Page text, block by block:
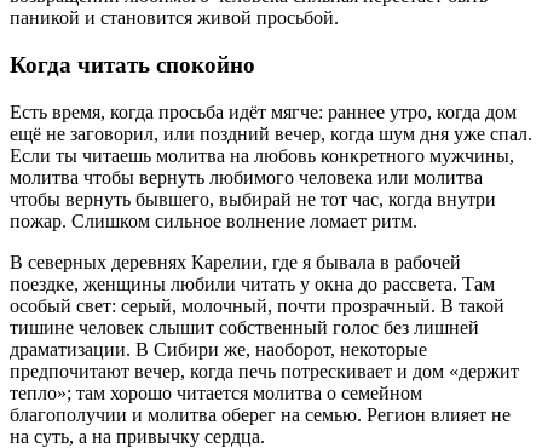
паникой и становится живой просьбой.
Когда читать спокойно
Есть время, когда просьба идёт мягче: раннее утро, когда дом
ещё не заговорил, или поздний вечер, когда шум дня уже спал.
Если ты читаешь молитва на любовь конкретного мужчины,
молитва чтобы вернуть любимого человека или молитва
чтобы вернуть бывшего, выбирай не тот час, когда внутри
пожар. Слишком сильное волнение ломает ритм.
В северных деревнях Карелии, где я бывала в рабочей
поездке, женщины любили читать у окна до рассвета. Там
особый свет: серый, молочный, почти прозрачный. В такой
тишине человек слышит собственный голос без лишней
драматизации. В Сибири же, наоборот, некоторые
предпочитают вечер, когда печь потрескивает и дом «держит
тепло»; там хорошо читается молитва о семейном
благополучии и молитва оберег на семью. Регион влияет не
на суть, а на привычку сердца.